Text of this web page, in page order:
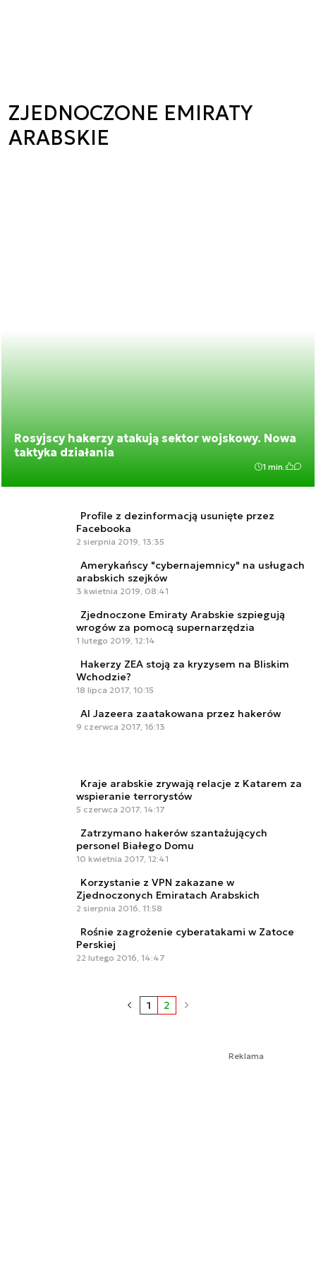
ZJEDNOCZONE EMIRATY
ARABSKIE
Rosyjscy hakerzy atakują sektor wojskowy. Nowa
taktyka działania
1 min.
Profile z dezinformacją usunięte przez
Facebooka
2 sierpnia 2019, 13:35
Amerykańscy "cybernajemnicy" na usługach
arabskich szejków
3 kwietnia 2019, 08:41
Zjednoczone Emiraty Arabskie szpiegują
wrogów za pomocą supernarzędzia
1 lutego 2019, 12:14
Hakerzy ZEA stoją za kryzysem na Bliskim
Wchodzie?
18 lipca 2017, 10:15
Al Jazeera zaatakowana przez hakerów
9 czerwca 2017, 16:13
Kraje arabskie zrywają relacje z Katarem za
wspieranie terrorystów
5 czerwca 2017, 14:17
Zatrzymano hakerów szantażujących
personel Białego Domu
10 kwietnia 2017, 12:41
Korzystanie z VPN zakazane w
Zjednoczonych Emiratach Arabskich
2 sierpnia 2016, 11:58
Rośnie zagrożenie cyberatakami w Zatoce
Perskiej
22 lutego 2016, 14:47
1 2
Reklama